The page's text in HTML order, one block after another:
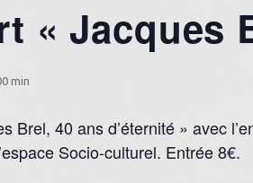
« Jacques
min
Brel, 40 ans d’éternité » avec
Socio-culturel. Entrée 8€.